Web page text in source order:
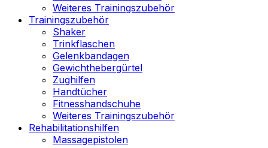
Weiteres Trainingszubehör
Trainingszubehör
Shaker
Trinkflaschen
Gelenkbandagen
Gewichthebergürtel
Zughilfen
Handtücher
Fitnesshandschuhe
Weiteres Trainingszubehör
Rehabilitationshilfen
Massagepistolen